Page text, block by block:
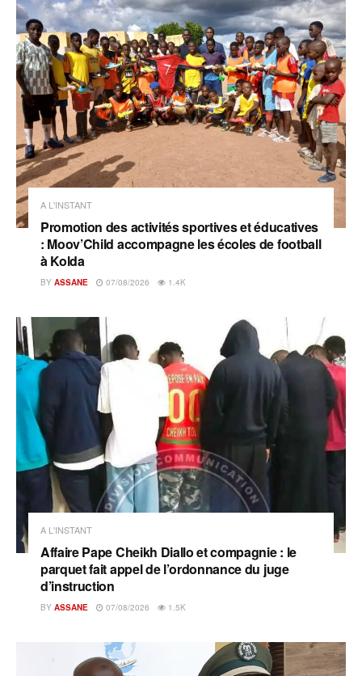
A L'INSTANT
Promotion des activités sportives et éducatives
: Moov’Child accompagne les écoles de football
à Kolda
BY ASSANE 07/08/2026 1.4K
A L'INSTANT
Affaire Pape Cheikh Diallo et compagnie : le
parquet fait appel de l’ordonnance du juge
d’instruction
BY ASSANE 07/08/2026 1.5K